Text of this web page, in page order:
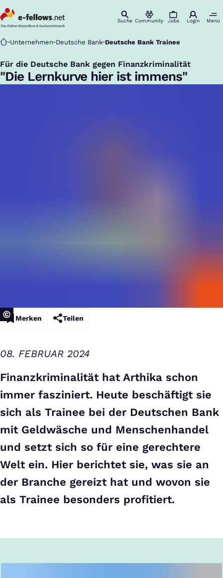
Suche Community Jobs Login Menü
Startseite
Unternehmen Deutsche Bank Deutsche Bank Trainee
Für die Deutsche Bank gegen Finanzkriminalität
:
"Die Lernkurve hier ist immens"
Merken Teilen
08. FEBRUAR 2024
Finanzkriminalität hat Arthika schon
immer fasziniert. Heute beschäftigt sie
sich als Trainee bei der Deutschen Bank
mit Geldwäsche und Menschenhandel
und setzt sich so für eine gerechtere
Welt ein. Hier berichtet sie, was sie an
der Branche gereizt hat und wovon sie
als Trainee besonders profitiert.